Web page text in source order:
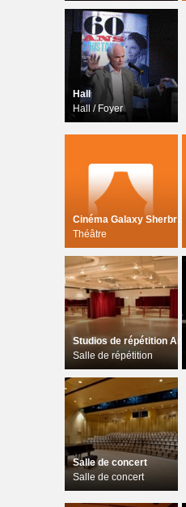
Hall
Hall / Foyer
Théâtre
Salle de répétition
Salle de concert
Salle de concert